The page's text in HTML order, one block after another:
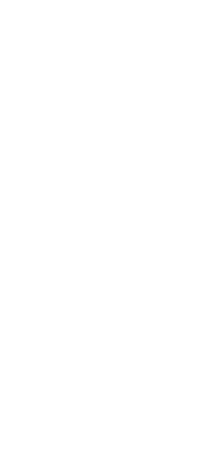
を生かしながらも、
良いものづくりを心